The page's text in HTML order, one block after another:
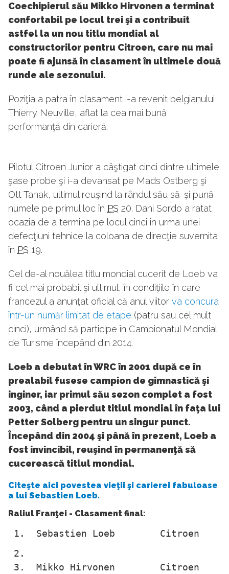
Coechipierul său Mikko Hirvonen a terminat
confortabil pe locul trei şi a contribuit
astfel la un nou titlu mondial al
constructorilor pentru Citroen, care nu mai
poate fi ajunsă în clasament în ultimele două
runde ale sezonului.
Poziţia a patra în clasament i-a revenit belgianului
Thierry Neuville, aflat la cea mai bună
performanţă din carieră.
Pilotul Citroen Junior a câştigat cinci dintre ultimele
şase probe şi i-a devansat pe Mads Ostberg şi
Ott Tanak, ultimul reuşind la rândul său să-şi pună
numele pe primul loc în PS 20. Dani Sordo a ratat
ocazia de a termina pe locul cinci în urma unei
defecţiuni tehnice la coloana de direcţie suvernita
în PS 19.
Cel de-al nouălea titlu mondial cucerit de Loeb va
fi cel mai probabil şi ultimul, în condiţiile în care
francezul a anunţat oficial că anul viitor va concura
într-un număr limitat de etape (patru sau cel mult
cinci), urmând să participe în Campionatul Mondial
de Turisme începând din 2014.
Loeb a debutat în WRC în 2001 după ce în
prealabil fusese campion de gimnastică şi
inginer, iar primul său sezon complet a fost
2003, când a pierdut titlul mondial în faţa lui
Petter Solberg pentru un singur punct.
Începând din 2004 şi până în prezent, Loeb a
fost invincibil, reuşind în permanenţă să
cucerească titlul mondial.
Citeşte aici povestea vieţii şi carierei fabuloase
a lui Sebastien Loeb.
Raliul Franţei - Clasament final:
1.  Sebastien Loeb        Citroen
2.
3.  Mikko Hirvonen        Citroen